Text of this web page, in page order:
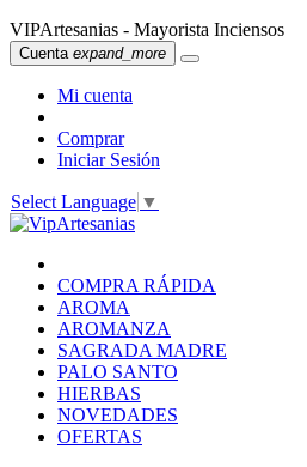
VIPArtesanias - Mayorista Inciensos
Cuenta expand_more
Mi cuenta
Comprar
Iniciar Sesión
Select Language ▼
COMPRA RÁPIDA
AROMA
AROMANZA
SAGRADA MADRE
PALO SANTO
HIERBAS
NOVEDADES
OFERTAS